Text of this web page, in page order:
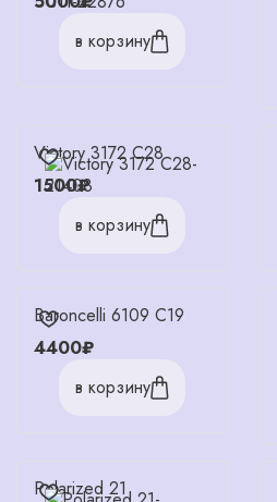
в корзину
Victory 3172 C28
1500₽
в корзину
Baroncelli 6109 C19
4400₽
в корзину
Polarized 21